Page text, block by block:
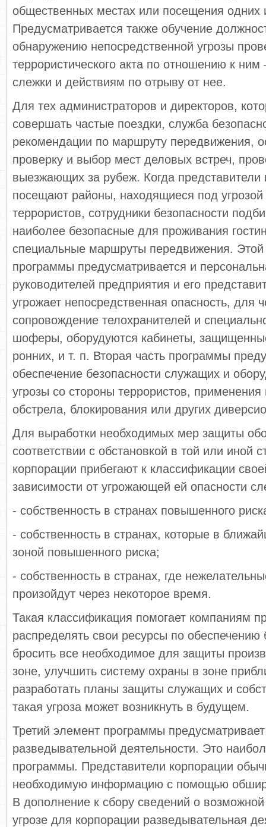
общественных местах или посещения од­них
Предусматривается также обуче­ние
обнаружению непосредственной уг­розы
террористического акта по отношению к
слежки и действиям по отрыву от нее.
Для тех администраторов и директоров,
совершать частые поездки, служба
рекомендации по маршруту передвижения,
проверку и выбор мест деловых встреч,
выезжающих за рубеж. Когда предста­вители
посещают районы, находящиеся под
террористов, сотрудники безопаснос­ти
наиболее безопасные для прожива­ния
специальные маршруты пе­редвижения.
программы предусматрива­ется и
руководителей предприятия и его
угрожает непосред­ственная опасность, для
сопровожде­ние телохранителей и
шоферы, оборудуются кабинеты,
ронних, и т. п. Вторая часть программы
обеспечение безопасности служащих и
угрозы со стороны террористов,
обстрела, блокирования или других
Для выработки необходимых мер защиты
соответствии с обстановкой в той или иной
корпорации прибегают к классификации
зависимости от угрожающей ей опасности
- собственность в странах повышенного
- собственность в странах, которые в
зоной повышенного риска;
- собственность в странах, где
произойдут через некоторое время.
Такая классификация помогает компаниям
распределять свои ресурсы по обеспечению
бросить все необходимое для защиты
зоне, улучшить систему охраны в зоне
разработать планы защиты служащих и
такая угроза может возникнуть в будущем.
Третий элемент программы
разведывательной деятельности. Это
программы. Представители корпорации
необходимую информацию с помощью
В дополнение к сбору сведений о
угрозе для корпорации разведыва­тельная